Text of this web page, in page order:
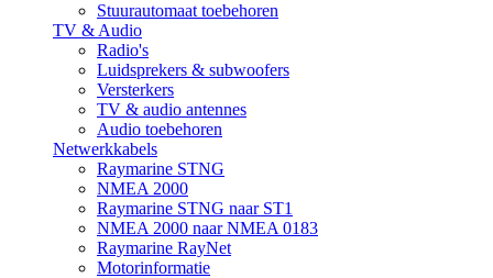
Stuurautomaat toebehoren
TV & Audio
Radio's
Luidsprekers & subwoofers
Versterkers
TV & audio antennes
Audio toebehoren
Netwerkkabels
Raymarine STNG
NMEA 2000
Raymarine STNG naar ST1
NMEA 2000 naar NMEA 0183
Raymarine RayNet
Motorinformatie